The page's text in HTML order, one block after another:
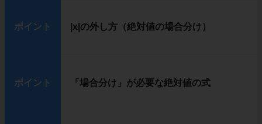
ポイント |x|の外し方（絶対値の場合分け）
ポイント 「場合分け」が必要な絶対値の式